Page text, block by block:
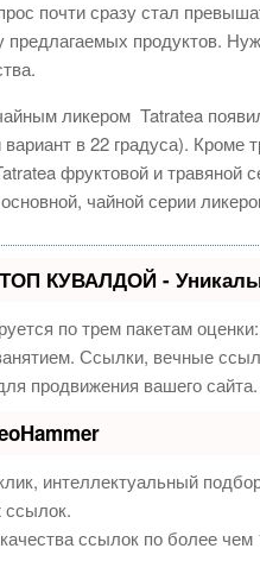
почти сразу стал
продуктов.
ликером Tatratea
в 22 градуса).
фруктовой и травяной
чайной серии
КУВАЛДОЙ -
по трем пакетам
Ссылки, вечные
продвижения вашего сайта.
интеллектуальный
ссылок.
ссылок по более